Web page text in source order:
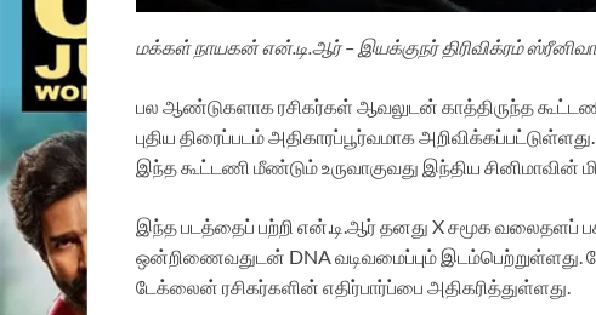
மக்கள் நாயகன் என்.டி.ஆர் – இயக்குநர் திரிவிக்ரம்
பல ஆண்டுகளாக ரசிகர்கள் ஆவலுடன் காத்திருந்த
புதிய திரைப்படம் அதிகாரப்பூர்வமாக
இந்த கூட்டணி மீண்டும் உருவாகுவது இந்திய சினிமாவின்
இந்த படத்தைப் பற்றி என்.டி.ஆர் தனது X சமூக வலைதளப்
ஒன்றிணைவதுடன் DNA வடிவமைப்பும் இடம்பெற்றுள்ளது.
டேக்லைன் ரசிகர்களின் எதிர்பார்ப்பை அதிகரித்துள்ளது.